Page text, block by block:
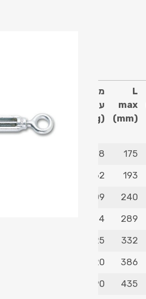
L
max
(mm)
משקל
עצמי
(g)
בטוח
L
(mm)
משקל
(g)
175
48
193
62
240
109
289
194
332
325
386
520
435
790